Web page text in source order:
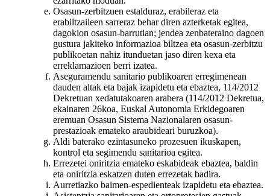
Osasun-zerbitzuen estalduraz, erabileraz eta
erabiltzaileen sarreraz behar diren azterketak egitea,
dagokion osasun-barrutian; jendea zenbateraino dagoen
gustura jakiteko informazioa biltzea eta osasun-zerbitzu
publikoetan nahiz itunduetan jaso diren kexa eta
erreklamazioen berri izatea.
Aseguramendu sanitario publikoaren erregimenean
dauden altak eta bajak izapidetu eta ebaztea, 114/2012
Dekretuan xedatutakoaren arabera (114/2012 Dekretua,
ekainaren 26koa, Euskal Autonomia Erkidegoaren
eremuan Osasun Sistema Nazionalaren osasun-
prestazioak emateko araubideari buruzkoa).
Aldi baterako ezintasuneko prozesuen ikuskapen,
kontrol eta segimendu sanitarioa egitea.
Errezetei oniritzia emateko eskabideak ebaztea, baldin
eta oniritzia eskatzen duten errezetak badira.
Aurretiazko baimen-espedienteak izapidetu eta ebaztea.